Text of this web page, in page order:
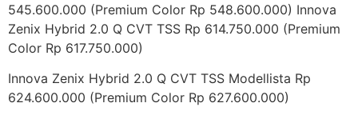
545.600.000 (Premium Color Rp 548.600.000) Innova
Zenix Hybrid 2.0 Q CVT TSS Rp 614.750.000 (Premium
Color Rp 617.750.000)
Innova Zenix Hybrid 2.0 Q CVT TSS Modellista Rp
624.600.000 (Premium Color Rp 627.600.000)